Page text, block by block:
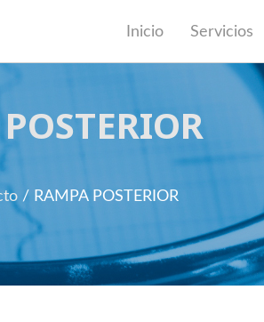
Inicio Servicios
/ RAMPA POSTERIOR